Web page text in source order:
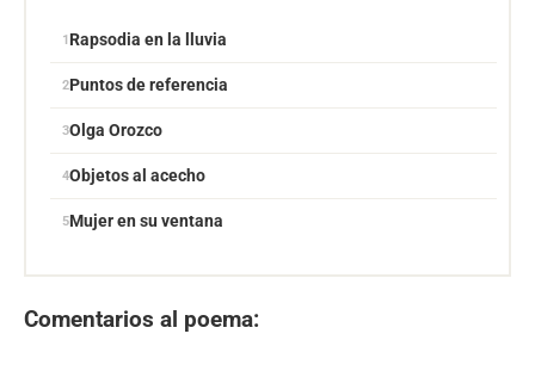
Rapsodia en la lluvia
Puntos de referencia
Olga Orozco
Objetos al acecho
Mujer en su ventana
Comentarios al poema: